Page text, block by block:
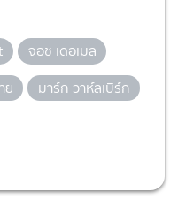
จอช เดอเมล
ย
มาร์ก วาห์ลเบิร์ก